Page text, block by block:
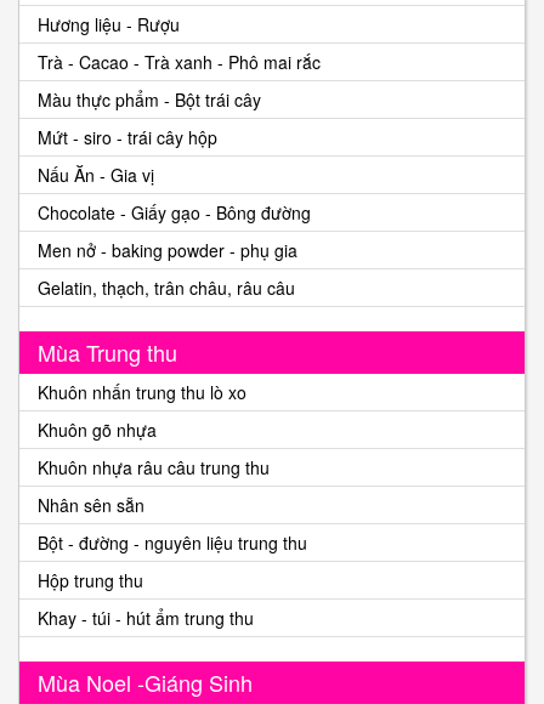
Hương liệu - Rượu
Trà - Cacao - Trà xanh - Phô mai rắc
Màu thực phẩm - Bột trái cây
Mứt - siro - trái cây hộp
Nấu Ăn - Gia vị
Chocolate - Giấy gạo - Bông đường
Men nở - baking powder - phụ gia
Gelatin, thạch, trân châu, râu câu
Mùa Trung thu
Khuôn nhấn trung thu lò xo
Khuôn gõ nhựa
Khuôn nhựa râu câu trung thu
Nhân sên sẵn
Bột - đường - nguyên liệu trung thu
Hộp trung thu
Khay - túi - hút ẩm trung thu
Mùa Noel -Giáng Sinh